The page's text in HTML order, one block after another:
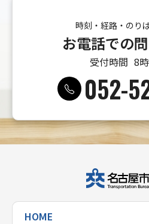
時刻・経路・のり
お電話での
受付時間 8
052-
HOME